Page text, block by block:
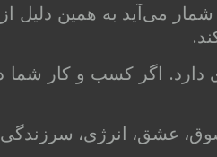
شمار می‌آید به همین دلیل
دارد. اگر کسب و کار
عشق، انرژی، سرزندگی،